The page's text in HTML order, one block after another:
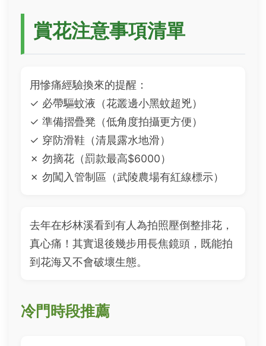
賞花注意事項清單
用慘痛經驗換來的提醒：
✓ 必帶驅蚊液（花叢邊小黑蚊超兇）
✓ 準備摺疊凳（低角度拍攝更方便）
✓ 穿防滑鞋（清晨露水地滑）
✗ 勿摘花（罰款最高$6000）
✗ 勿闖入管制區（武陵農場有紅線標示）
去年在杉林溪看到有人為拍照壓倒整排花，
真心痛！其實退後幾步用長焦鏡頭，既能拍
到花海又不會破壞生態。
冷門時段推薦